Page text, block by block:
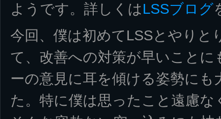
ようです。詳しくはLSSブログ
今回、僕は初めてLSSとやりと
て、改善への対策が早いこと
ーの意見に耳を傾ける姿勢に
た。特に僕は思ったこと遠慮